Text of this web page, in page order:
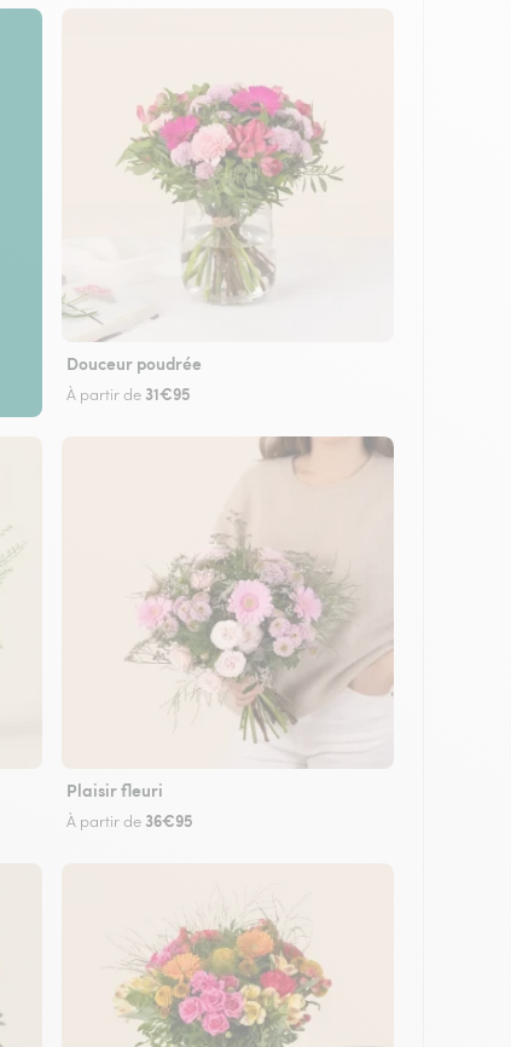
Douceur poudrée
À partir de 31€95
Plaisir fleuri
À partir de 36€95